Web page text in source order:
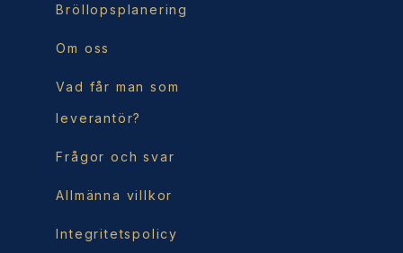
Bröllopsplanering
Om oss
Vad får man som
leverantör?
Frågor och svar
Allmänna villkor
Integritetspolicy